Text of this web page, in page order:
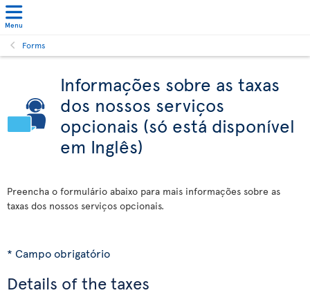
Menu
Forms
Informações sobre as taxas
dos nossos serviços
opcionais (só está disponível
em Inglês)
Preencha o formulário abaixo para mais informações sobre as
taxas dos nossos serviços opcionais.
* Campo obrigatório
Details of the taxes